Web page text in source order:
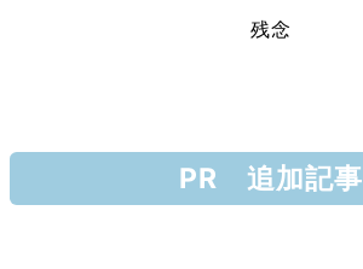
残念
PR 追加記事